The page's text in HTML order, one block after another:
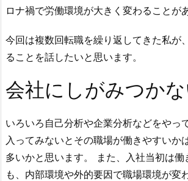
ロナ禍で労働環境が大きく変わることが
今回は複数回転職を繰り返してきた私が
ることを話したいと思います。
会社にしがみつか
いろいろ自己分析や企業分析などをやっ
入ってみないとその職場が働きやすいか
多いかと思います。 また、入社当初は働
も、内部環境や外的要因で職場環境が変